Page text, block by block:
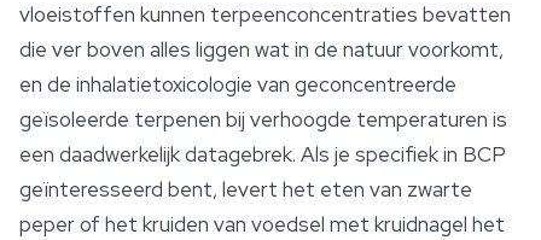
vloeistoffen kunnen terpeenconcentraties bevatten
die ver boven alles liggen wat in de natuur voorkomt,
en de inhalatietoxicologie van geconcentreerde
geïsoleerde terpenen bij verhoogde temperaturen is
een daadwerkelijk datagebrek. Als je specifiek in BCP
geïnteresseerd bent, levert het eten van zwarte
peper of het kruiden van voedsel met kruidnagel het